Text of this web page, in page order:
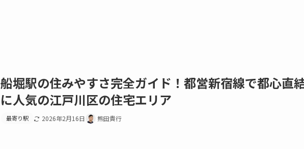
船堀駅の住みやすさ完全ガイド！都営新宿線で都心直
に人気の江戸川区の住宅エリア
最寄り駅 2026年2月16日 熊田貴行